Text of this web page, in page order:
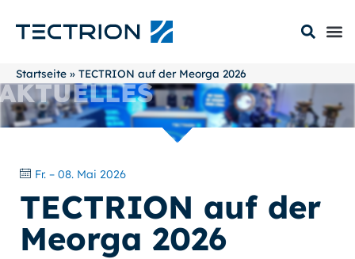
Startseite » TECTRION auf der Meorga 2026
Fr. – 08. Mai 2026
TECTRION auf der
Meorga 2026